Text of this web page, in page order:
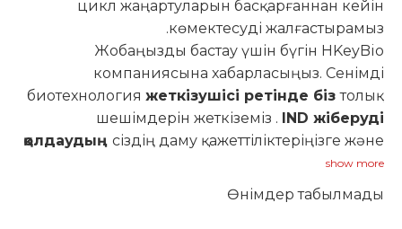
цикл жаңартуларын басқарғаннан кейін
көмектесуді жалғастырамыз.
Жобаңызды бастау үшін бүгін HKeyBio
компаниясына хабарласыңыз. Сенімді
биотехнология жеткізушісі ретінде бізтолық
шешімдерін жеткіземіз . IND жіберуді
қолдаудың сіздің даму қажеттіліктеріңізге және
реттеу мақсаттарыңызға бейімделген
show more
Өнімдер табылмады